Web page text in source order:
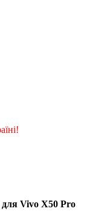
для Vivo X50 Pro